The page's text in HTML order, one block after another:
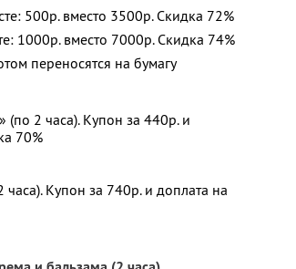
500р. вместо 3500р. Скидка 72%
1000р. вместо 7000р. Скидка 74%
переносятся на бумагу
2 часа). Купон за 440р. и
70%
Купон за 740р. и доплата на